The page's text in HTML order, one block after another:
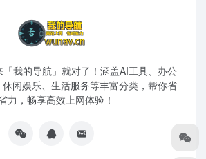
我的导航」就对了！涵盖AI工具、办公
闲娱乐、生活服务等丰富分类，帮你省
力，畅享高效上网体验！